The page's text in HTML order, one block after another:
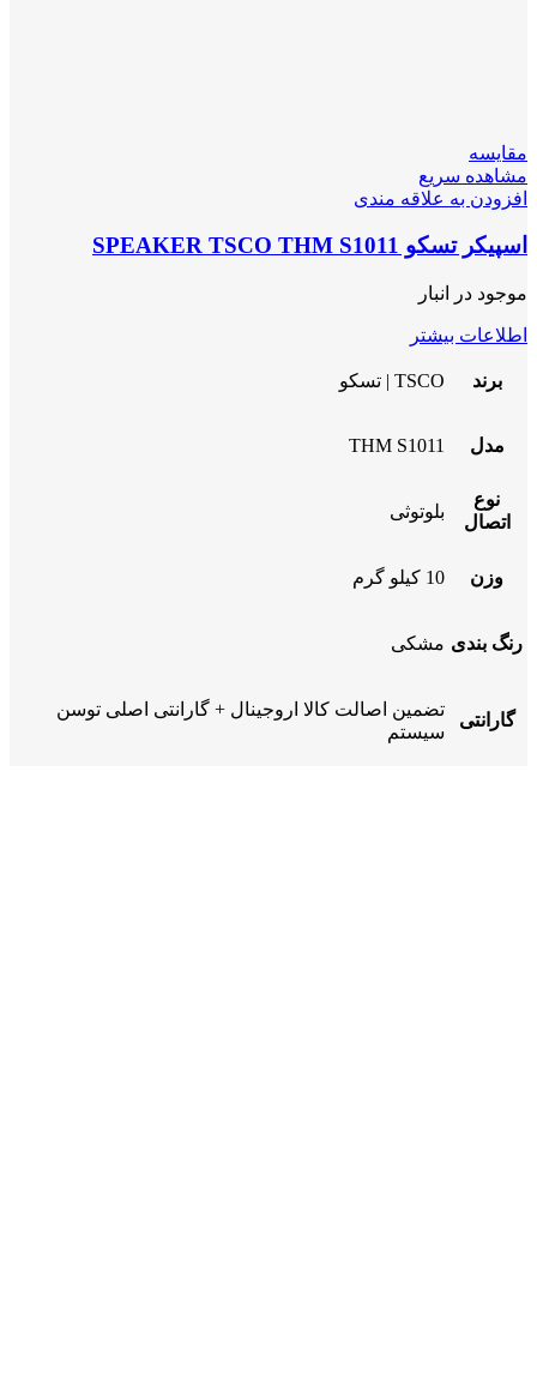
مقایسه
مشاهده سریع
افزودن به علاقه مندی
اسپیکر تسکو SPEAKER TSCO THM S1011
موجود در انبار
اطلاعات بیشتر
برند TSCO | تسکو
مدل THM S1011
نوع
اتصال
بلوتوثی
وزن 10 کیلو گرم
رنگ بندی مشکی
گارانتی
تضمین اصالت کالا اروجینال + گارانتی اصلی توسن
سیستم